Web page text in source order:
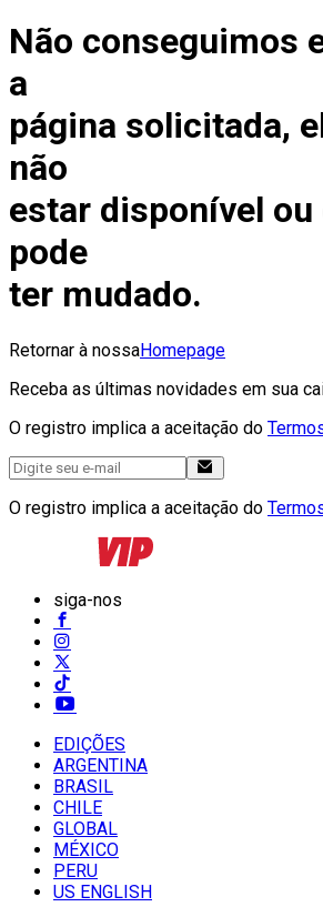
Não conseguimos
a
página solicitada,
não
estar disponível ou
pode
ter mudado.
Retornar à nossaHomepage
Receba as últimas novidades em sua
O registro implica a aceitação do
O registro implica a aceitação do
siga-nos
EDIÇÕES
ARGENTINA
BRASIL
CHILE
GLOBAL
MÉXICO
PERU
US ENGLISH